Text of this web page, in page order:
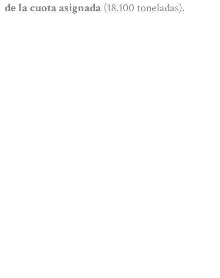
de la cuota asignada (18.100 toneladas).